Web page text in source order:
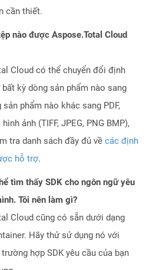
cần thiết.
nào được Aspose.Total Cloud
Cloud có thể chuyển đổi định
kỳ dòng sản phẩm nào sang
sản phẩm nào khác sang PDF,
hình ảnh (TIFF, JPEG, PNG BMP),
tra danh sách đầy đủ về các định
hỗ trợ.
tìm thấy SDK cho ngôn ngữ yêu
Tôi nên làm gì?
Cloud cũng có sẵn dưới dạng
Hãy thử sử dụng nó với
hợp SDK yêu cầu của bạn